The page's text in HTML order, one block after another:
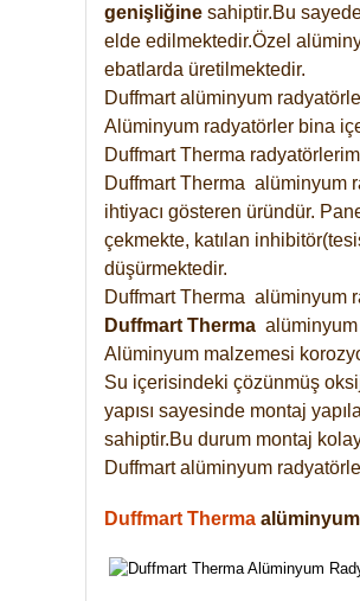
genişliğine sahiptir.Bu
elde edilmektedir.Özel
ebatlarda üretilmektedir.
Duffmart alüminyum
Alüminyum radyatörler bina
Duffmart Therma
Duffmart Therma alüminyum
ihtiyacı gösteren üründür.
çekmekte, katılan
düşürmektedir.
Duffmart Therma alüminyum
Duffmart Therma alüminyum
Alüminyum malzemesi
Su içerisindeki çözünmüş
yapısı sayesinde montaj
sahiptir.Bu durum montaj
Duffmart alüminyum
Duffmart Therma